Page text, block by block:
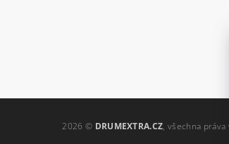
2026 © DRUMEXTRA.CZ, všechna práva